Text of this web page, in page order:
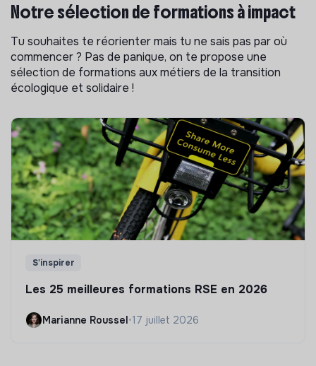
Notre sélection de formations à impact
Tu souhaites te réorienter mais tu ne sais pas par où
commencer ? Pas de panique, on te propose une
sélection de formations aux métiers de la transition
écologique et solidaire !
S'inspirer
Les 25 meilleures formations RSE en 2026
Marianne Roussel•17 juillet 2026